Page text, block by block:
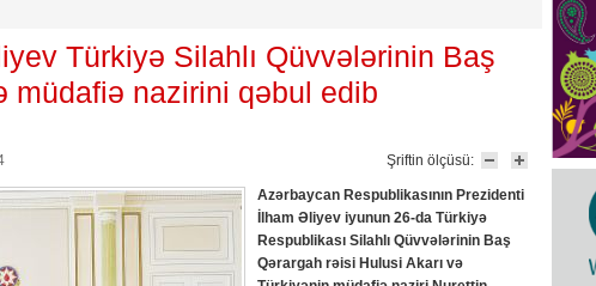
Türkiyə Silahlı Qüvvələrinin Baş
müdafiə nazirini qəbul edib
Şriftin ölçüsü:
Azərbaycan Respublikasının Prezidenti
İlham Əliyev iyunun ­26-da Türkiyə
Respublikası Silahlı Qüvvələrinin Baş
Qərargah rəisi Hulusi Akarı və